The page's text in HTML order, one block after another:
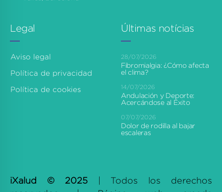
Legal
Aviso legal
Política de privacidad
Política de cookies
Últimas notícias
28/07/2026
Fibromialgia: ¿Cómo afecta
el clima?
14/07/2026
Andulación y Deporte:
Acercándose al Éxito
07/07/2026
Dolor de rodilla al bajar
escaleras
iXalud © 2025
| Todos los derechos